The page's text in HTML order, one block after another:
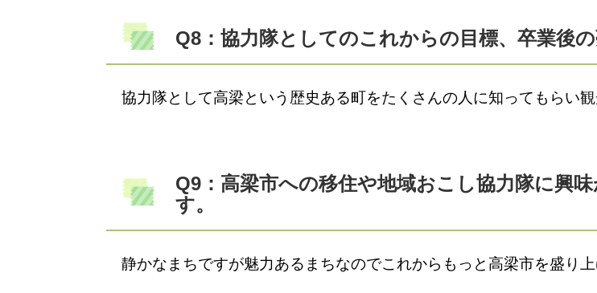
Q8：協力隊としてのこれからの目標、卒業後
協力隊として高梁という歴史ある町をたくさんの人に知ってもらい
Q9：高梁市への移住や地域おこし協力隊に興
す。
静かなまちですが魅力あるまちなのでこれからもっと高梁市を盛り上